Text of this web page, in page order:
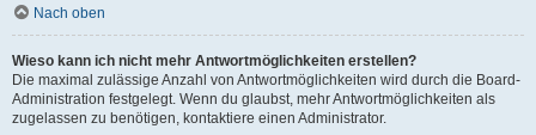
Nach oben
Wieso kann ich nicht mehr Antwortmöglichkeiten erstellen?
Die maximal zulässige Anzahl von Antwortmöglichkeiten wird durch die Board-
Administration festgelegt. Wenn du glaubst, mehr Antwortmöglichkeiten als
zugelassen zu benötigen, kontaktiere einen Administrator.